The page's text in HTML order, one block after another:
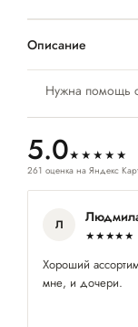
Нужна помощь
5.0★★★★★
261 оценка на Яндекс
Л
★★★★★
Хороший
мне, и дочери.
Описание